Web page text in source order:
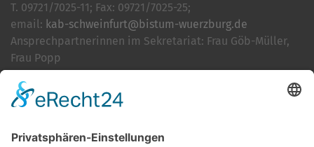
T. 09721/7025-11; Fax: 09721/7025-25;
email: kab-schweinfurt@bistum-wuerzburg.de
Ansprechpartnerinnen im Sekretariat: Frau Göb-Müller,
Frau Popp